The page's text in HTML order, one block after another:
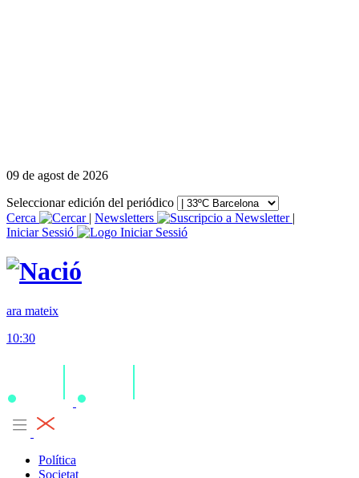
09 de agost de 2026
Seleccionar edición del periódico
Cerca
| Newsletters
|
Iniciar Sessió
ara mateix
10:30
Política
Societat